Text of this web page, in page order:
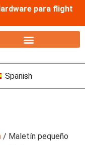
para flight
Spanish
/ Maletín pequeño